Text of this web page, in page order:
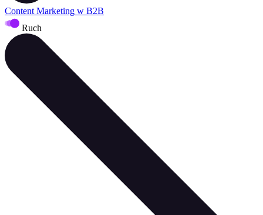
Content Marketing w B2B
Ruch